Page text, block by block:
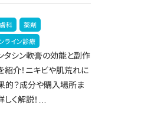
科
薬剤
ライン診療
タシン軟膏の効能と副作
紹介！ニキビや肌荒れに
的？成分や購入場所ま
しく解説！…